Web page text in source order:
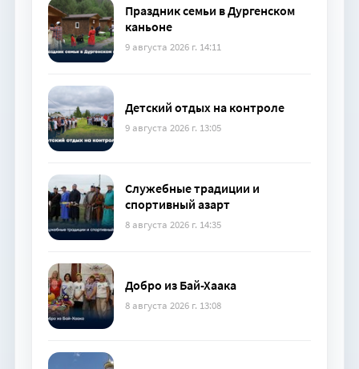
Праздник семьи в Дургенском
каньоне
9 августа 2026 г. 14:11
Детский отдых на контроле
9 августа 2026 г. 13:05
Служебные традиции и
спортивный азарт
8 августа 2026 г. 14:35
Добро из Бай-Хаака
8 августа 2026 г. 13:08